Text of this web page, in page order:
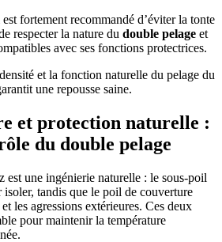
fortement recommandé d’éviter la tonte
respecter la nature du double pelage et
avec ses fonctions protectrices.
et la fonction naturelle du pelage du
une repousse saine.
et protection naturelle :
du double pelage
est une ingénierie naturelle : le sous-poil
isoler, tandis que le poil de couverture
les agressions extérieures. Ces deux
pour maintenir la température